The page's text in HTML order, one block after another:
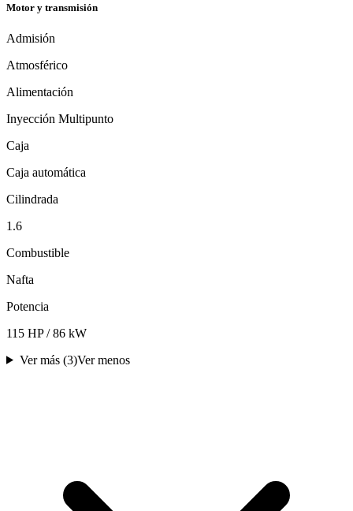
Motor y transmisión
Admisión
Atmosférico
Alimentación
Inyección Multipunto
Caja
Caja automática
Cilindrada
1.6
Combustible
Nafta
Potencia
115 HP / 86 kW
Ver más (3)Ver menos